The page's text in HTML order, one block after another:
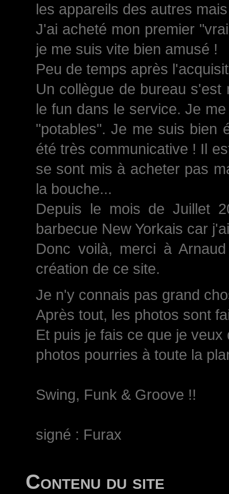
les appareils des autres
J'ai acheté mon premier
je me suis vite bien amusé !
Peu de temps après
Un collègue de bureau
le fun dans le service. Je
"potables". Je me suis bien
été très communicative ! Il
se sont mis à acheter pas
la bouche...
Depuis le mois de Juillet
barbecue New Yorkais car
Donc voilà, merci à
création de ce site.
Je n'y connais pas grand
Après tout, les photos sont
Et puis je fais ce que je
photos pourries à toute la
Swing, Funk & Groove !!
signé : Furax
Contenu du site